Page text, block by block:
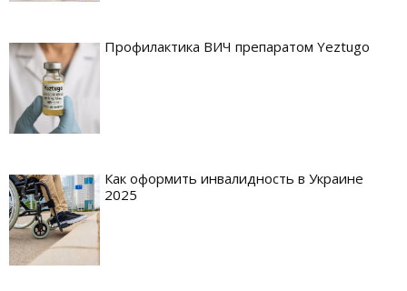
Профилактика ВИЧ препаратом Yeztugo
Как оформить инвалидность в Украине
2025